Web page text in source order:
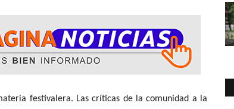
Las críticas de la comunidad a la